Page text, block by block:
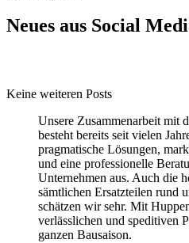
Neues aus Social
Keine weiteren Posts
Unsere Zusammenarbeit mit
besteht bereits seit vielen
pragmatische Lösungen,
und eine professionelle
Unternehmen aus. Auch die
sämtlichen Ersatzteilen rund
schätzen wir sehr. Mit
verlässlichen und speditiven
ganzen Bausaison.